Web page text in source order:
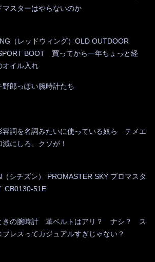
マスターはやらないのか
（レッドウィング）OLD OUTDOOR
BOOT 買ってから一年ちょっと経
オイル入れ
野郎っぽい腕時計たち
容詞を名詞みたいに使っている奴ら テメエ
減にしろ、クソが！
シチズン） PROMASTER SKY プロマスタ
CB0130-51E
きの腕時計 革ベルトはアリ？ ナシ？ ス
ブレスってカジュアルすぎじゃない？